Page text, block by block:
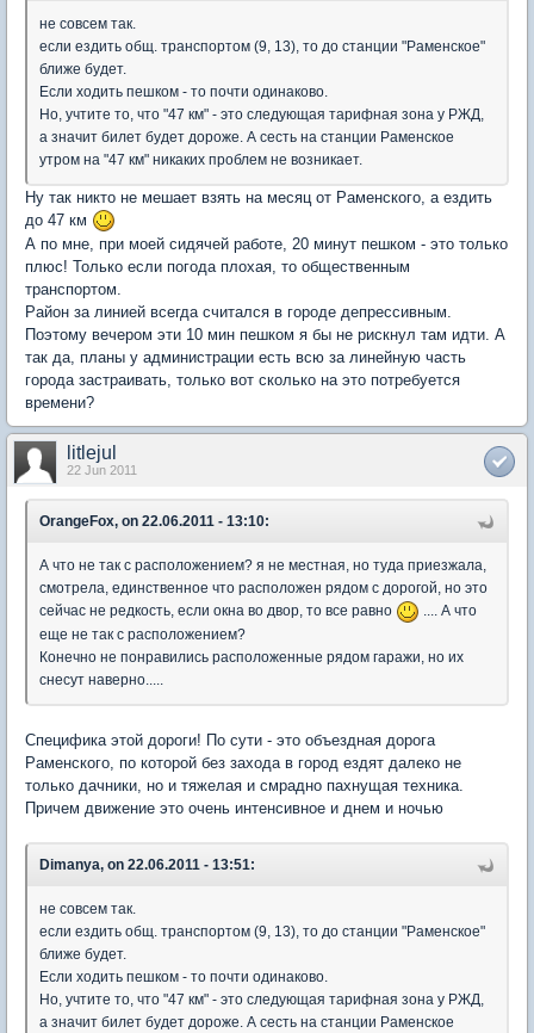
не совсем так.
если ездить общ. транспортом (9, 13), то до станции "Раменское"
ближе будет.
Если ходить пешком - то почти одинаково.
Но, учтите то, что "47 км" - это следующая тарифная зона у РЖД,
а значит билет будет дороже. А сесть на станции Раменское
утром на "47 км" никаких проблем не возникает.
Ну так никто не мешает взять на месяц от Раменского, а ездить
до 47 км
А по мне, при моей сидячей работе, 20 минут пешком - это только
плюс! Только если погода плохая, то общественным
транспортом.
Район за линией всегда считался в городе депрессивным.
Поэтому вечером эти 10 мин пешком я бы не рискнул там идти. А
так да, планы у администрации есть всю за линейную часть
города застраивать, только вот сколько на это потребуется
времени?
litlejul
22 Jun 2011
OrangeFox, on 22.06.2011 - 13:10:
А что не так с расположением? я не местная, но туда приезжала,
смотрела, единственное что расположен рядом с дорогой, но это
сейчас не редкость, если окна во двор, то все равно
.... А что
еще не так с расположением?
Конечно не понравились расположенные рядом гаражи, но их
снесут наверно.....
Специфика этой дороги! По сути - это объездная дорога
Раменского, по которой без захода в город ездят далеко не
только дачники, но и тяжелая и смрадно пахнущая техника.
Причем движение это очень интенсивное и днем и ночью
Dimanya, on 22.06.2011 - 13:51:
не совсем так.
если ездить общ. транспортом (9, 13), то до станции "Раменское"
ближе будет.
Если ходить пешком - то почти одинаково.
Но, учтите то, что "47 км" - это следующая тарифная зона у РЖД,
а значит билет будет дороже. А сесть на станции Раменское